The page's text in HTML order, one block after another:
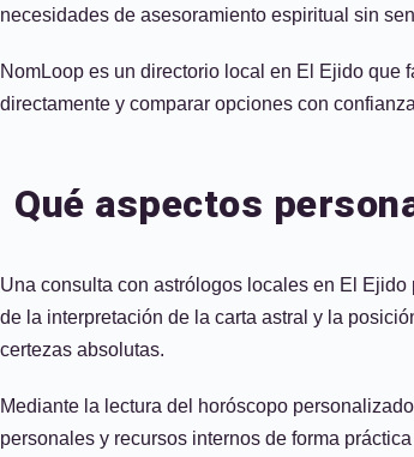
necesidades de asesoramiento espiritual sin
NomLoop es un directorio local en El Ejido que
directamente y comparar opciones con
Qué aspectos
Una consulta con astrólogos locales en El
de la interpretación de la carta astral y la
certezas absolutas.
Mediante la lectura del horóscopo
personales y recursos internos de forma